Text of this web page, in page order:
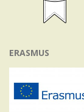
ERASMUS